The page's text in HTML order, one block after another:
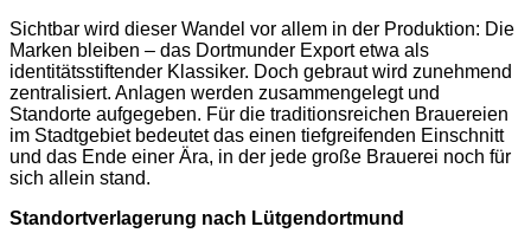
Sichtbar wird dieser Wandel vor allem in der Produktion: Die
Marken bleiben – das Dortmunder Export etwa als
identitätsstiftender Klassiker. Doch gebraut wird zunehmend
zentralisiert. Anlagen werden zusammengelegt und
Standorte aufgegeben. Für die traditionsreichen Brauereien
im Stadtgebiet bedeutet das einen tiefgreifenden Einschnitt
und das Ende einer Ära, in der jede große Brauerei noch für
sich allein stand.
Standortverlagerung nach Lütgendortmund